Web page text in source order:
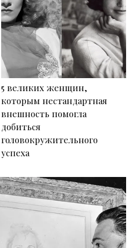
5 великих женщин,
которым нестандартная
внешность помогла
добиться
головокружительного
успеха